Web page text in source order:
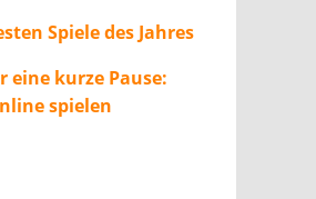
Spiele des Jahres
eine kurze Pause:
spielen